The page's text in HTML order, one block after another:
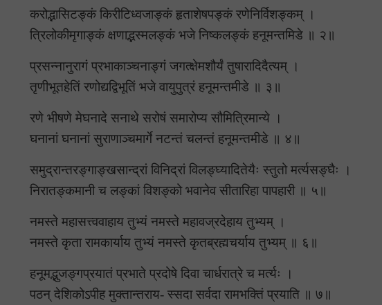
करोद्भासिटङ्कं किरीटिध्वजाङ्कं हृताशेषपङ्कं रणेनिर्विशङ्कम् ।
त्रिलोकीमृगाङ्कं क्षणाद्भस्मलङ्कं भजे निष्कलङ्कं हनूमन्तमिडे ॥ २॥
प्रसन्नानुरागं प्रभाकाञ्चनाङ्गं जगत्क्षेमशौर्यं तुषारादिदैत्यम् ।
तृणीभूतहेतिं रणोद्यद्विभूतिं भजे वायुपुत्रं हनूमन्तमीडे ॥ ३॥
रणे भीषणे मेघनादे सनाथे सरोषं समारोप्य सौमित्रिमान्ये ।
घनानां घनानां सुराणाञ्चमार्गे नटन्तं चलन्तं हनूमन्तमीडे ॥ ४॥
समुद्रान्तरङ्गाङ्खसान्द्रां विनिद्रां विलङ्घ्यादितेयैः स्तुतो मर्त्यसङ्घैः ।
निरातङ्कमानी च लङ्कां विशङ्को भवानेव सीतारिहा पापहारी ॥ ५॥
नमस्ते महासत्त्ववाहाय तुभ्यं नमस्ते महावज्रदेहाय तुभ्यम् ।
नमस्ते कृता रामकार्याय तुभ्यं नमस्ते कृतब्रह्मचर्याय तुभ्यम् ॥ ६॥
हनूमद्भुजङ्गप्रयातं प्रभाते प्रदोषे दिवा चार्धरात्रे च मर्त्यः ।
पठन् देशिकोऽपीह मुक्तान्तराय- स्सदा सर्वदा रामभक्तिं प्रयाति ॥ ७॥